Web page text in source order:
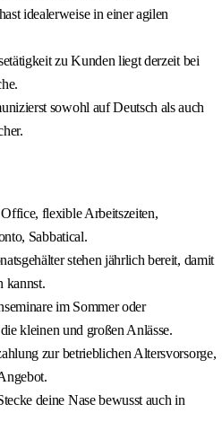
idealerweise in einer agilen
zu Kunden liegt derzeit bei
sowohl auf Deutsch als auch
flexible Arbeitszeiten,
Sabbatical.
stehen jährlich bereit, damit
kannst.
im Sommer oder
kleinen und großen Anlässe.
zur betrieblichen Altersvorsorge,
deine Nase bewusst auch in